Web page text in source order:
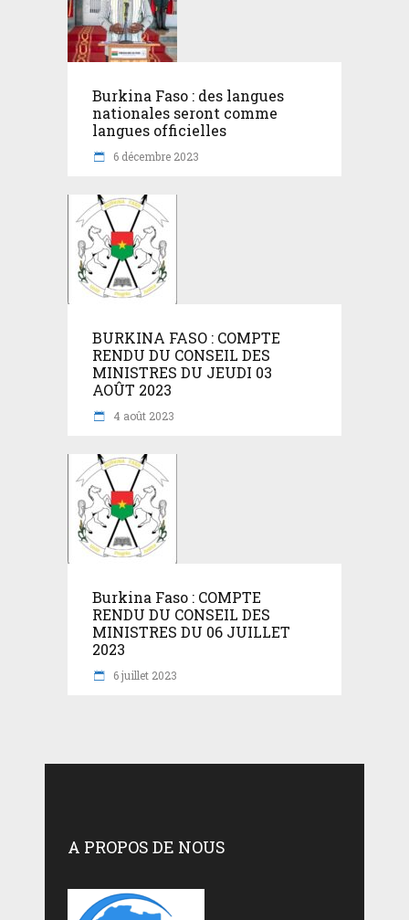
Burkina Faso : des langues
nationales seront comme
langues officielles
6 décembre 2023
BURKINA FASO : COMPTE
RENDU DU CONSEIL DES
MINISTRES DU JEUDI 03
AOÛT 2023
4 août 2023
Burkina Faso : COMPTE
RENDU DU CONSEIL DES
MINISTRES DU 06 JUILLET
2023
6 juillet 2023
A PROPOS DE NOUS